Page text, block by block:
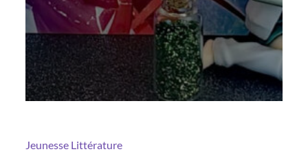
Jeunesse Littérature